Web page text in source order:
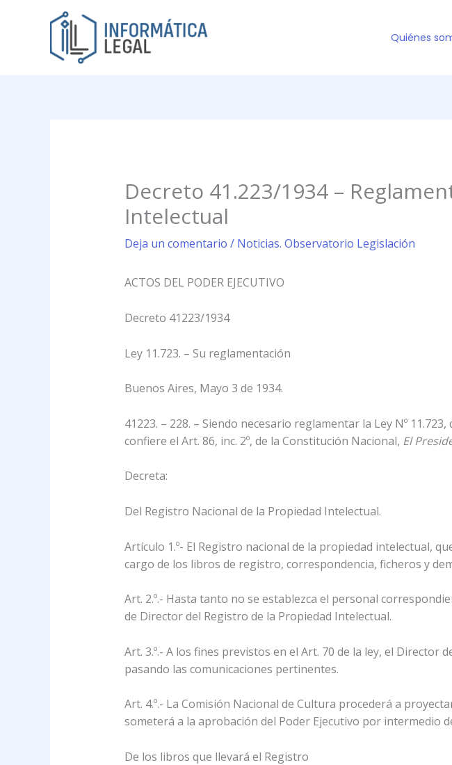
Quiénes
Decreto 41.223/1934 –
Intelectual
Deja un comentario / Noticias. Observatorio Legislación
ACTOS DEL PODER EJECUTIVO
Decreto 41223/1934
Ley 11.723. – Su reglamentación
Buenos Aires, Mayo 3 de 1934.
41223. – 228. – Siendo necesario reglamentar la Ley Nº
confiere el Art. 86, inc. 2º, de la Constitución Nacional, El
Decreta:
Del Registro Nacional de la Propiedad Intelectual.
Artículo 1.º- El Registro nacional de la propiedad intelectual,
cargo de los libros de registro, correspondencia, ficheros y
Art. 2.º.- Hasta tanto no se establezca el personal
de Director del Registro de la Propiedad Intelectual.
Art. 3.º.- A los fines previstos en el Art. 70 de la ley, el
pasando las comunicaciones pertinentes.
Art. 4.º.- La Comisión Nacional de Cultura procederá a
someterá a la aprobación del Poder Ejecutivo por intermedio
De los libros que llevará el Registro